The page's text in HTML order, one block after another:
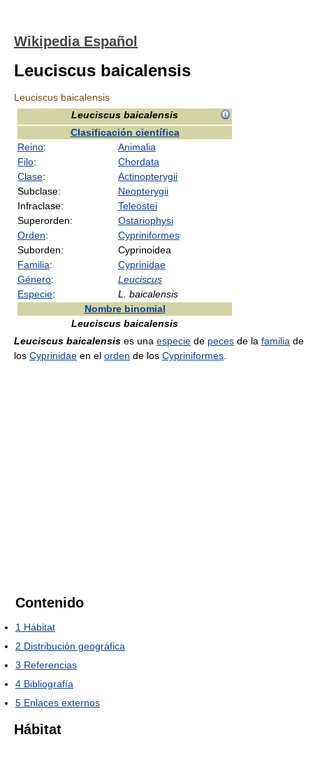
Wikipedia Español
Leuciscus baicalensis
Leuciscus baicalensis
Leuciscus baicalensis
Clasificación científica
Reino:
Animalia
Filo:
Chordata
Clase:
Actinopterygii
Subclase:
Neopterygii
Infraclase:
Teleostei
Superorden:
Ostariophysi
Orden:
Cypriniformes
Suborden:
Cyprinoidea
Familia:
Cyprinidae
Género:
Leuciscus
Especie:
L. baicalensis
Nombre binomial
Leuciscus baicalensis
Leuciscus baicalensis es una especie de peces de la familia de
los Cyprinidae en el orden de los Cypriniformes
Contenido
1 Hábitat
2 Distribución geográfica
3 Referencias
4 Bibliografía
5 Enlaces externos
Hábitat